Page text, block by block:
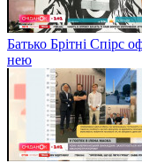
Батько Брітні Спірс
нею